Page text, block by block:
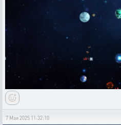
7 Мая 2025 11:32:10